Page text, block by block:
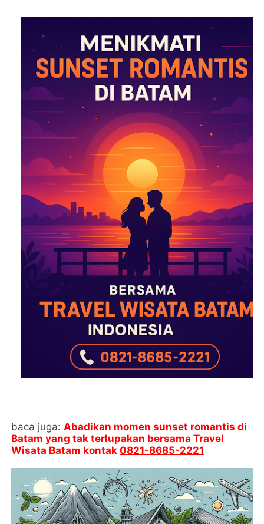
baca juga:Abadikan momen sunset romantis di
Batam yang tak terlupakan bersama Travel
Wisata Batam kontak0821-8685-2221